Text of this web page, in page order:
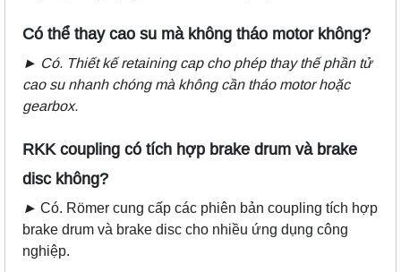
Có thể thay cao su mà không tháo motor không?
► Có. Thiết kế retaining cap cho phép thay thế phần tử
cao su nhanh chóng mà không cần tháo motor hoặc
gearbox.
RKK coupling có tích hợp brake drum và brake
disc không?
► Có. Römer cung cấp các phiên bản coupling tích hợp
brake drum và brake disc cho nhiều ứng dụng công
nghiệp.